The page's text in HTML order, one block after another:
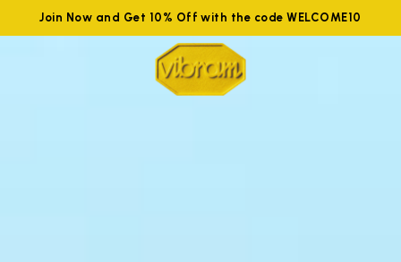
Join Now and Get 10% Off with the code WELCOME10